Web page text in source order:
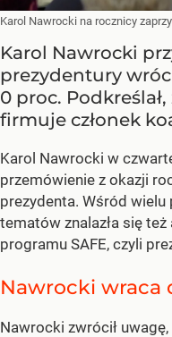
Karol Nawrocki na rocznicy
Karol Nawrocki
prezydentury
0 proc.
firmuje członek
Karol Nawrocki w
przemówienie z okazji
prezydenta. Wśród
tematów znalazła się
programu SAFE, czyli
Nawrocki wraca
Nawrocki zwrócił